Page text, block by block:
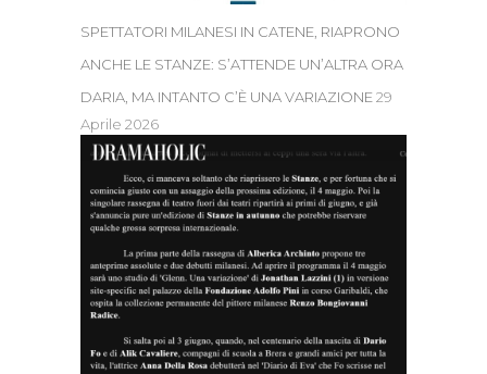
SPETTATORI MILANESI IN CATENE, RIAPRONO
ANCHE LE STANZE: S’ATTENDE UN’ALTRA ORA
DARIA, MA INTANTO C’È UNA VARIAZIONE29
Aprile 2026